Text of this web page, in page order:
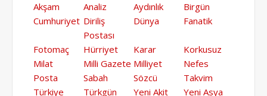
Akşam Analiz Aydınlık
Birgün
Cumhuriyet Diriliş
Postası
Dünya Fanatik
Fotomaç Hürriyet Karar
Korkusuz
Milat
Milli Gazete Milliyet
Nefes
Posta
Sabah Sözcü
Takvim
Türkiye
Türkgün Yeni Akit
Yeni Asya